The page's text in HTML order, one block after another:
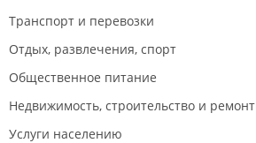
Транспорт и перевозки
Отдых, развлечения, спорт
Общественное питание
Недвижимость, строительство и ремонт
Услуги населению